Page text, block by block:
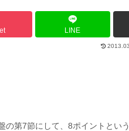
LINE
第7節にして、8ポイントとい